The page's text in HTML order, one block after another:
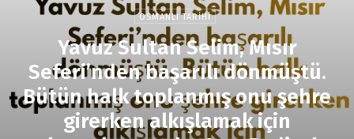
OSMANLI TARIHI
Yavuz Sultan Selim, Mısır
Seferi’nden başarılı dönmüştü.
Bütün halk toplanmış onu şehre
girerken alkışlamak için